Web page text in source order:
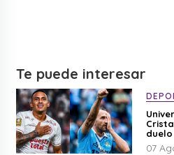
Te puede interesar
duelo
07